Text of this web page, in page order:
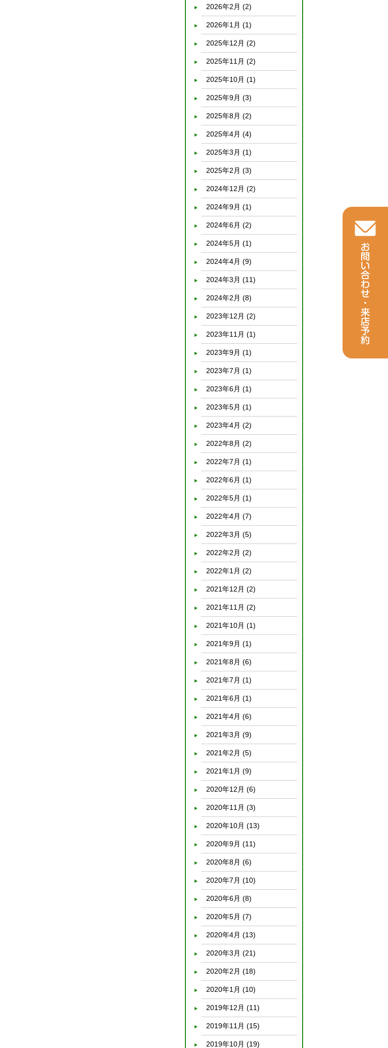
2026年2月 (2)
2026年1月 (1)
2025年12月 (2)
2025年11月 (2)
2025年10月 (1)
2025年9月 (3)
2025年8月 (2)
2025年4月 (4)
2025年3月 (1)
2025年2月 (3)
2024年12月 (2)
2024年9月 (1)
2024年6月 (2)
2024年5月 (1)
2024年4月 (9)
2024年3月 (11)
2024年2月 (8)
2023年12月 (2)
2023年11月 (1)
2023年9月 (1)
2023年7月 (1)
2023年6月 (1)
2023年5月 (1)
2023年4月 (2)
2022年8月 (2)
2022年7月 (1)
2022年6月 (1)
2022年5月 (1)
2022年4月 (7)
2022年3月 (5)
2022年2月 (2)
2022年1月 (2)
2021年12月 (2)
2021年11月 (2)
2021年10月 (1)
2021年9月 (1)
2021年8月 (6)
2021年7月 (1)
2021年6月 (1)
2021年4月 (6)
2021年3月 (9)
2021年2月 (5)
2021年1月 (9)
2020年12月 (6)
2020年11月 (3)
2020年10月 (13)
2020年9月 (11)
2020年8月 (6)
2020年7月 (10)
2020年6月 (8)
2020年5月 (7)
2020年4月 (13)
2020年3月 (21)
2020年2月 (18)
2020年1月 (10)
2019年12月 (11)
2019年11月 (15)
2019年10月 (19)